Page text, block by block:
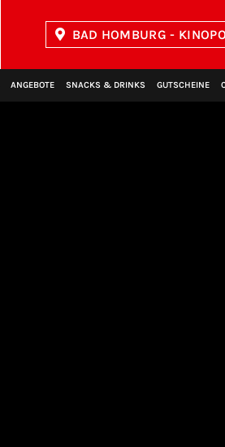
BAD HOMBURG -
ANGEBOTE SNACKS & DRINKS GUTSCHEINE